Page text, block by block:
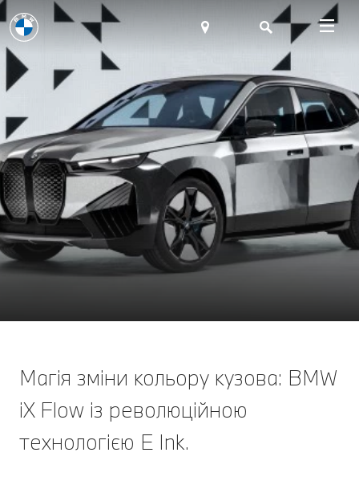
Магія зміни кольору кузова: BMW
iX Flow із революційною
технологією E Ink.